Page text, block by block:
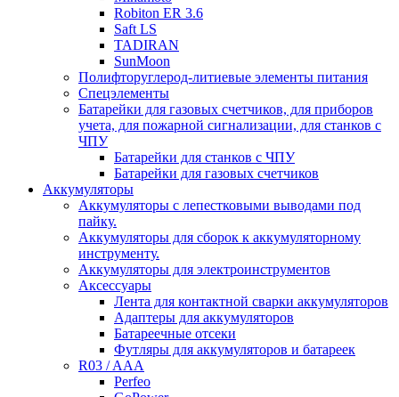
Robiton ER 3.6
Saft LS
TADIRAN
SunMoon
Полифторуглерод-литиевые элементы питания
Спецэлементы
Батарейки для газовых счетчиков, для приборов
учета, для пожарной сигнализации, для станков с
ЧПУ
Батарейки для станков с ЧПУ
Батарейки для газовых счетчиков
Аккумуляторы
Аккумуляторы с лепестковыми выводами под
пайку.
Аккумуляторы для сборок к аккумуляторному
инструменту.
Аккумуляторы для электроинструментов
Аксессуары
Лента для контактной сварки аккумуляторов
Адаптеры для аккумуляторов
Батареечные отсеки
Футляры для аккумуляторов и батареек
R03 / AAA
Perfeo